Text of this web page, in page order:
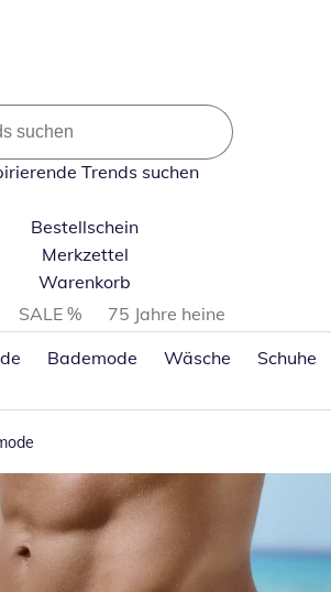
Trends suchen
Bestellschein
Merkzettel
Warenkorb
SALE %
75 Jahre heine
Bademode Wäsche Schuhe